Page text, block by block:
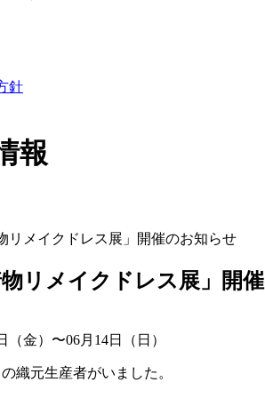
針
報
リメイクドレス展」開催のお知らせ
リメイクドレス展」開
（金）〜06月14日（日）
織元生産者がいました。